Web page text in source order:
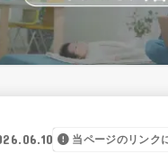
当ページのリンク